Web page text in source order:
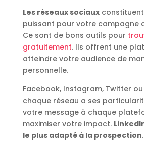
Les réseaux sociaux
puissant pour votre campagne
Ce sont de bons outils pour
gratuitement. Ils offrent une
atteindre votre audience de
personnelle.
Facebook, Instagram, Twitter ou
chaque réseau a ses
votre message à chaque
maximiser votre impact.
le plus adapté à la prospection